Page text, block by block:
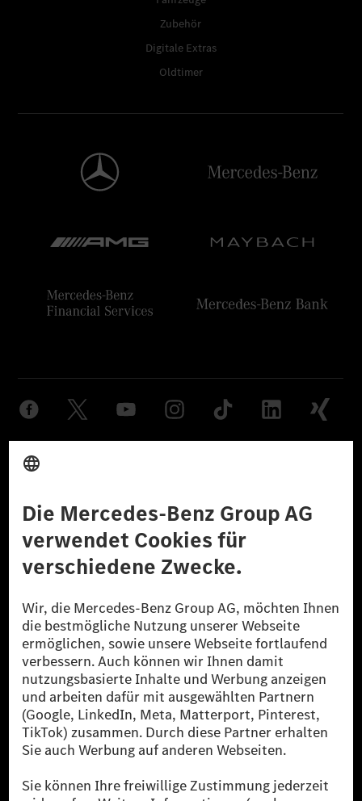
Zubehör
Digitale Extras
Oldtimer
© 2026 Mercedes-Benz Group AG. Alle Rechte vorbehalten.
reduzierte CO₂-Emissionen bei der Mercedes-Benz Group durch
zertifizierte Ausgleichsprojekte kompensiert werden.
[2] Renewable Charging ist ein integraler Bestandteil von MB.CHARGE
Public in Europa, den USA, Kanada und China. Sofern an der jeweiligen
Ladestation noch kein Strom aus erneuerbaren Energien vorliegt,
verwendet Renewable Charging Grünstromzertifikate*. Diese stellen
sicher, dass für Ladevorgänge über MB.CHARGE Public eine äquivalente
Strommenge aus erneuerbaren Energien ins Stromnetz eingespeist wird.
Sie stammen ausschließlich aus Wind- und Solarkraftanlagen, die jünger
als sechs Jahre sind.
* Inkl. EKOenergy Ökolabel
* Die angegebenen Werte wurden nach dem vorgeschriebenen
Messverfahren WLTP (Worldwide harmonised Light vehicles Test